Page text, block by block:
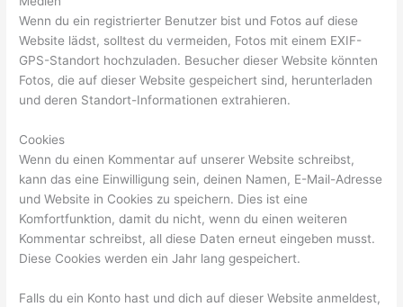
Wenn du ein registrierter Benutzer bist und Fotos auf diese
Website lädst, solltest du vermeiden, Fotos mit einem EXIF-
GPS-Standort hochzuladen. Besucher dieser Website könnten
Fotos, die auf dieser Website gespeichert sind, herunterladen
und deren Standort-Informationen extrahieren.
Cookies
Wenn du einen Kommentar auf unserer Website schreibst,
kann das eine Einwilligung sein, deinen Namen, E-Mail-Adresse
und Website in Cookies zu speichern. Dies ist eine
Komfortfunktion, damit du nicht, wenn du einen weiteren
Kommentar schreibst, all diese Daten erneut eingeben musst.
Diese Cookies werden ein Jahr lang gespeichert.
Falls du ein Konto hast und dich auf dieser Website anmeldest,